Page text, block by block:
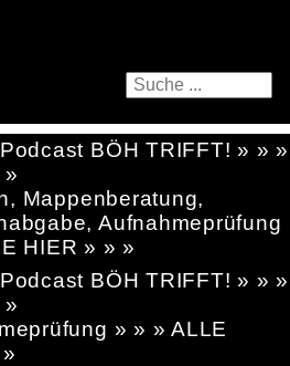
BÖH TRIFFT! » » »
»
Mappenberatung,
Aufnahmeprüfung
HIER » » »
BÖH TRIFFT! » » »
»
» » » ALLE